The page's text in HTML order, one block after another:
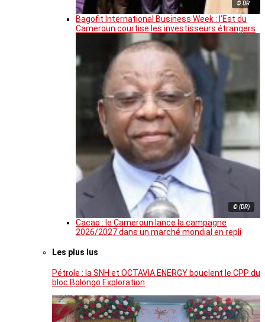
© DR
Bagofit International Business Week : l’Est du
Cameroun courtise les investisseurs étrangers
© (DR)
Cacao : le Cameroun lance la campagne
2026/2027 dans un marché mondial en repli
Les plus lus
Pétrole : la SNH et OCTAVIA ENERGY bouclent le CPP du
bloc Bolongo Exploration